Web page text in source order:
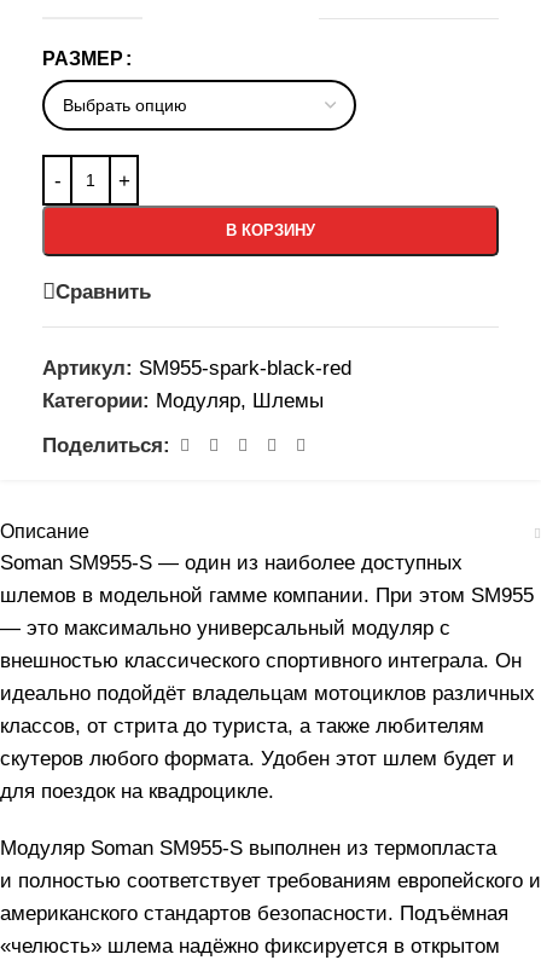
РАЗМЕР
В КОРЗИНУ
Сравнить
Артикул: SM955-spark-black-red
Категории: Модуляр, Шлемы
Поделиться:
Описание
Soman SM955-S — один из наиболее доступных
шлемов в модельной гамме компании. При этом SM955
— это максимально универсальный модуляр с
внешностью классического спортивного интеграла. Он
идеально подойдёт владельцам мотоциклов различных
классов, от стрита до туриста, а также любителям
скутеров любого формата. Удобен этот шлем будет и
для поездок на квадроцикле.
Модуляр Soman SM955-S выполнен из термопласта
и полностью соответствует требованиям европейского и
американского стандартов безопасности. Подъёмная
«челюсть» шлема надёжно фиксируется в открытом